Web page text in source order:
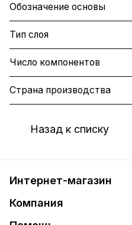
Обозначение основы
Тип слоя
Число компонентов
Страна производства
Назад к списку
Интернет-магазин
Компания